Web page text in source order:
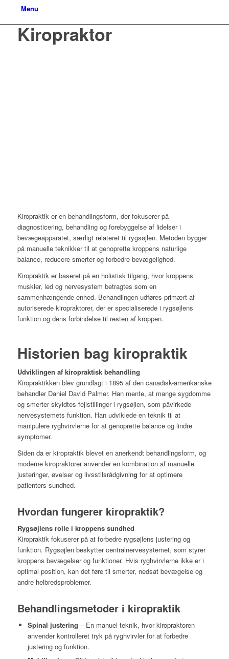
Menu
Kiropraktor
Kiropraktik er en behandlingsform, der fokuserer på
diagnosticering, behandling og forebyggelse af lidelser i
bevægeapparatet, særligt relateret til rygsøjlen. Metoden bygger
på manuelle teknikker til at genoprette kroppens naturlige
balance, reducere smerter og forbedre bevægelighed.
Kiropraktik er baseret på en holistisk tilgang, hvor kroppens
muskler, led og nervesystem betragtes som en
sammenhængende enhed. Behandlingen udføres primært af
autoriserede kiropraktorer, der er specialiserede i rygsøjlens
funktion og dens forbindelse til resten af kroppen.
Historien bag kiropraktik
Udviklingen af kiropraktisk behandling
Kiropraktikken blev grundlagt i 1895 af den canadisk-amerikanske
behandler Daniel David Palmer. Han mente, at mange sygdomme
og smerter skyldtes fejlstillinger i rygsøjlen, som påvirkede
nervesystemets funktion. Han udviklede en teknik til at
manipulere ryghvirvlerne for at genoprette balance og lindre
symptomer.
Siden da er kiropraktik blevet en anerkendt behandlingsform, og
moderne kiropraktorer anvender en kombination af manuelle
justeringer, øvelser og livsstilsrådgivning for at optimere
patienters sundhed.
Hvordan fungerer kiropraktik?
Rygsøjlens rolle i kroppens sundhed
Kiropraktik fokuserer på at forbedre rygsøjlens justering og
funktion. Rygsøjlen beskytter centralnervesystemet, som styrer
kroppens bevægelser og funktioner. Hvis ryghvirvlerne ikke er i
optimal position, kan det føre til smerter, nedsat bevægelse og
andre helbredsproblemer.
Behandlingsmetoder i kiropraktik
Spinal justering – En manuel teknik, hvor kiropraktoren
anvender kontrolleret tryk på ryghvirvler for at forbedre
justering og funktion.